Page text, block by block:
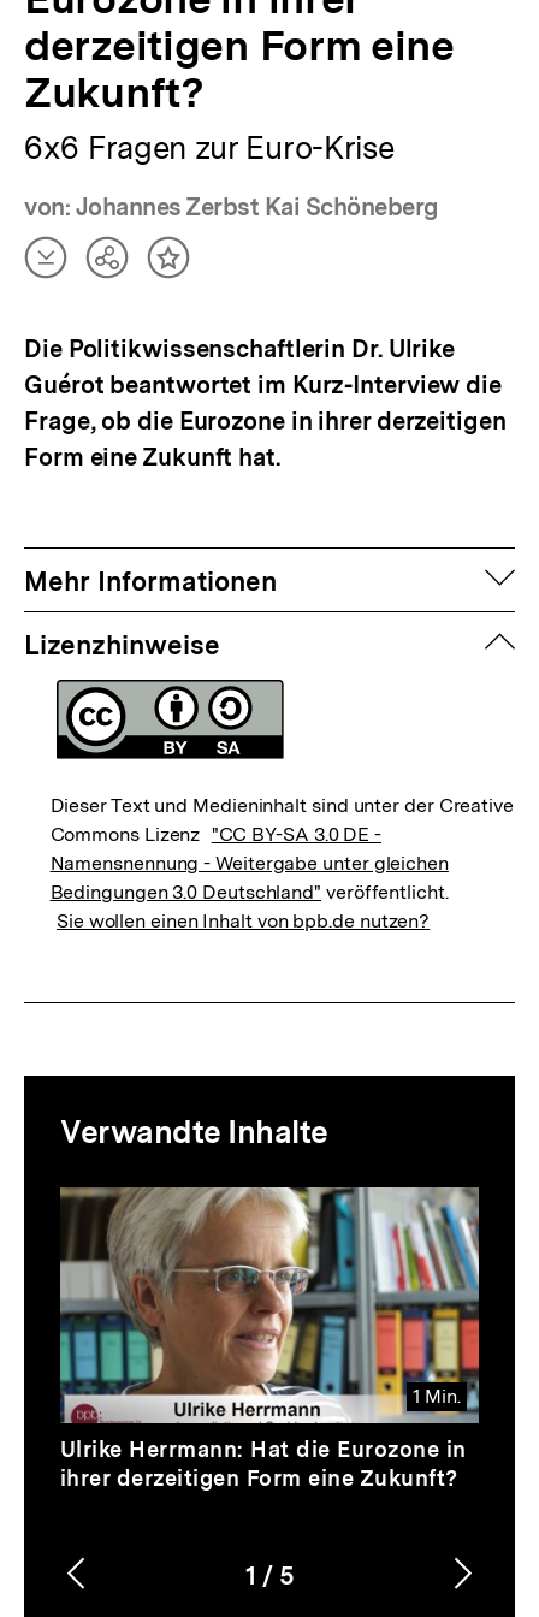
derzeitigen Form eine
Zukunft?
6x6 Fragen zur Euro-Krise
von: Johannes Zerbst Kai Schöneberg
Artikel
herunterladen
TeilenInhalt
Die Politikwissenschaftlerin Dr. Ulrike
Guérot beantwortet im Kurz-Interview die
Frage, ob die Eurozone in ihrer derzeitigen
Form eine Zukunft hat.
Mehr Informationen
Lizenzhinweise
Dieser Text und Medieninhalt sind unter der Creative
Commons Lizenz "CC BY-SA 3.0 DE -
Namensnennung - Weitergabe unter gleichen
Bedingungen 3.0 Deutschland" veröffentlicht.
Sie wollen einen Inhalt von bpb.de nutzen?
zur
Thematik
Verwandte Inhalte
Inhaltskarussell
überspringen
1 Min.
Video
Dauer
1
Ulrike Herrmann: Hat die Eurozone in
ihrer derzeitigen Form eine Zukunft?
Karussellinhalt
1
von
/ 5
Vorherigen